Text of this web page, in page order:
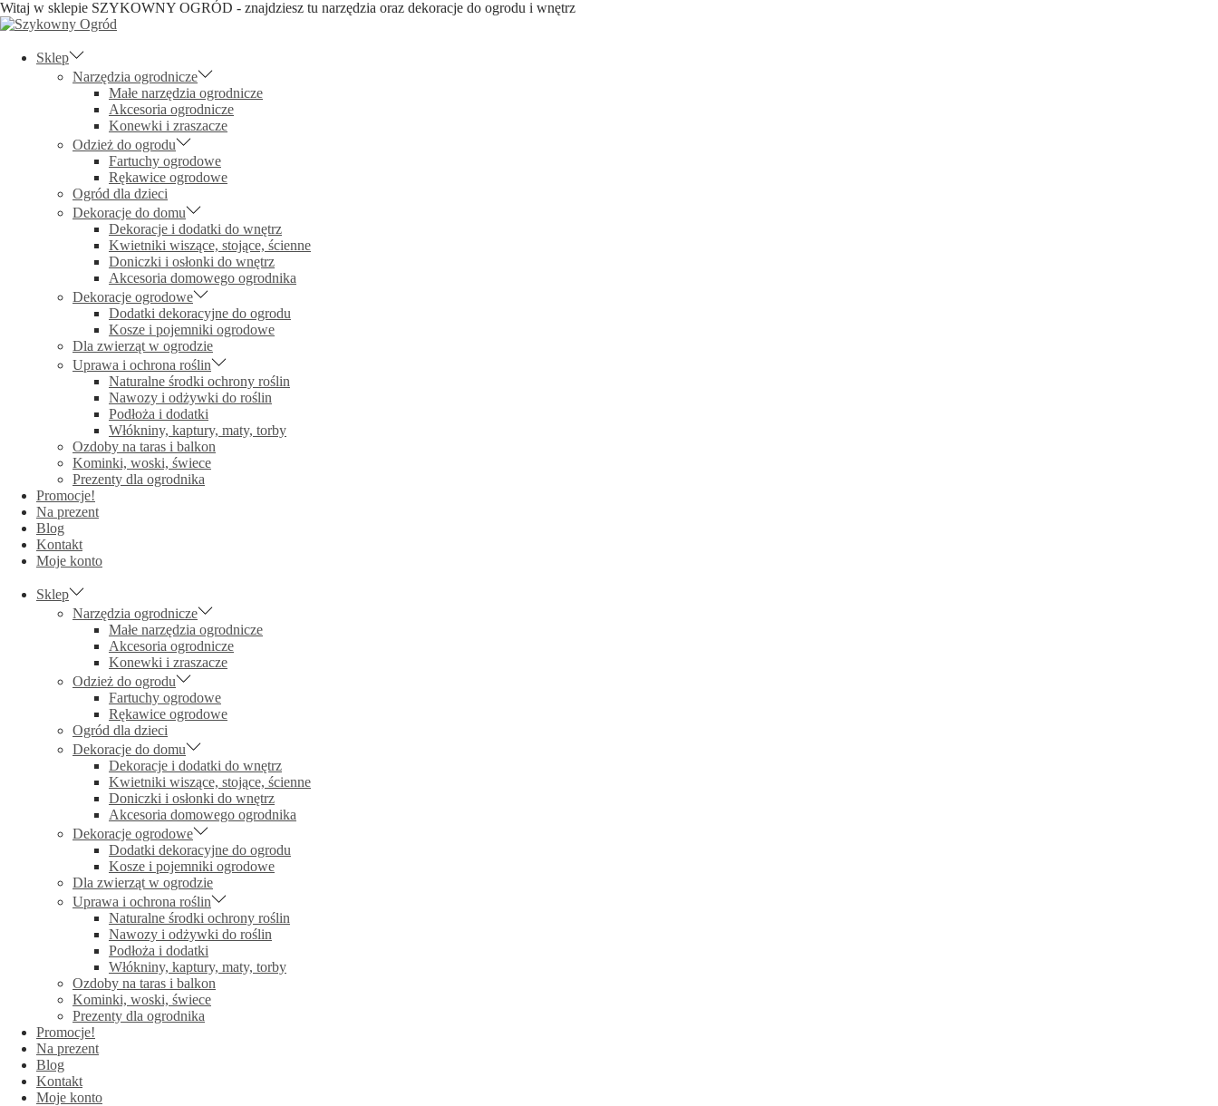
Witaj w sklepie SZYKOWNY OGRÓD - znajdziesz tu narzędzia oraz dekoracje do ogrodu i wnętrz
Skip
navigation
Skip
contentSklep
Narzędzia ogrodnicze
Małe narzędzia ogrodnicze
Akcesoria ogrodnicze
Konewki i zraszacze
Odzież do ogrodu
Fartuchy ogrodowe
Rękawice ogrodowe
Ogród dla dzieci
Dekoracje do domu
Dekoracje i dodatki do wnętrz
Kwietniki wiszące, stojące, ścienne
Doniczki i osłonki do wnętrz
Akcesoria domowego ogrodnika
Dekoracje ogrodowe
Dodatki dekoracyjne do ogrodu
Kosze i pojemniki ogrodowe
Dla zwierząt w ogrodzie
Uprawa i ochrona roślin
Naturalne środki ochrony roślin
Nawozy i odżywki do roślin
Podłoża i dodatki
Włókniny, kaptury, maty, torby
Ozdoby na taras i balkon
Kominki, woski, świece
Prezenty dla ogrodnika
Promocje!
Na prezent
Blog
Kontakt
Moje konto
Sklep
Narzędzia ogrodnicze
Małe narzędzia ogrodnicze
Akcesoria ogrodnicze
Konewki i zraszacze
Odzież do ogrodu
Fartuchy ogrodowe
Rękawice ogrodowe
Ogród dla dzieci
Dekoracje do domu
Dekoracje i dodatki do wnętrz
Kwietniki wiszące, stojące, ścienne
Doniczki i osłonki do wnętrz
Akcesoria domowego ogrodnika
Dekoracje ogrodowe
Dodatki dekoracyjne do ogrodu
Kosze i pojemniki ogrodowe
Dla zwierząt w ogrodzie
Uprawa i ochrona roślin
Naturalne środki ochrony roślin
Nawozy i odżywki do roślin
Podłoża i dodatki
Włókniny, kaptury, maty, torby
Ozdoby na taras i balkon
Kominki, woski, świece
Prezenty dla ogrodnika
Promocje!
Na prezent
Blog
Kontakt
Moje konto